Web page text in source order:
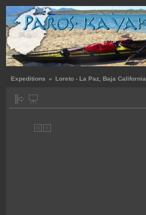
Expeditions » Loreto - La Paz, Baja California